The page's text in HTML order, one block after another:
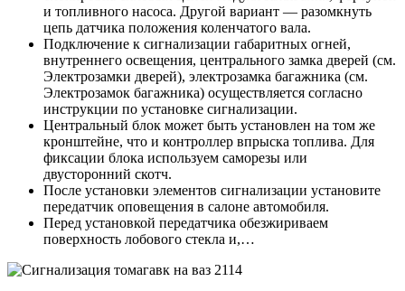
и топливного насоса. Другой вариант — разомкнуть
цепь датчика положения коленчатого вала.
Подключение к сигнализации габаритных огней,
внутреннего освещения, центрального замка дверей (см.
Электрозамки дверей), электрозамка багажника (см.
Электрозамок багажника) осуществляется согласно
инструкции по установке сигнализации.
Центральный блок может быть установлен на том же
кронштейне, что и контроллер впрыска топлива. Для
фиксации блока используем саморезы или
двусторонний скотч.
После установки элементов сигнализации установите
передатчик оповещения в салоне автомобиля.
Перед установкой передатчика обезжириваем
поверхность лобового стекла и,…